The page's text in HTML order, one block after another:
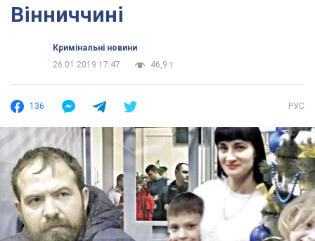
Вінниччині
Кримінальні новини
26.01.2019 17:47
46,9 т.
136 РУС